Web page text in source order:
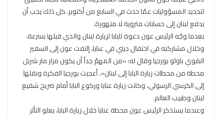
لتحديد المسؤوليات عمّا حدث في السابع من أكتوبر. كل ذلك يجب أن
يدفع لبنان إلى حسابات متروية لا متهورة.
بعدما وجّه الرئيس عون دعوة للبابا لزيارة لبنان والذي قبلها بسرعة،
وخلال مشاركته في احتفال ديني في عنايا، إلتفت عون إلى السفير
البابوي باولو بورجيا وقال له: «من المهمّ جداً أن يكون مزار مار شربل
محطة من محطات زيارة البابا إلى لبنان». أعجبت بورجيا الفكرة ونقلها
إلى الكرسي الرسولي، وكانت زيارة عنايا وركوع البابا أمام ضريح شفيع
لبنان وطبيب العالم.
وعندما يستذكر الرئيس عون محطة عنايا خلال زيارة البابا، يعلو التأثر